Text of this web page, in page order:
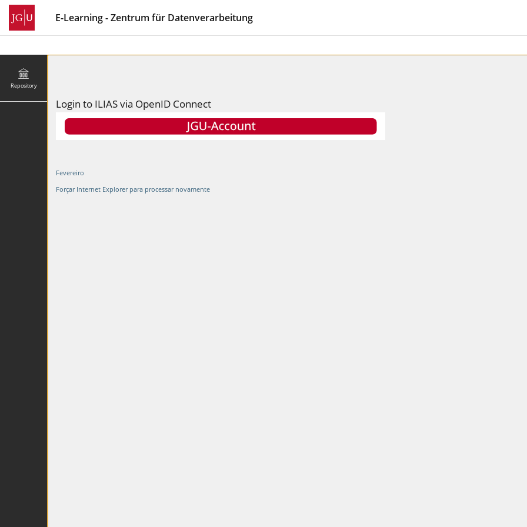
E-Learning - Zentrum für Datenverarbeitung
Repository
Login to ILIAS via OpenID Connect
Fevereiro
Forçar Internet Explorer para processar novamente